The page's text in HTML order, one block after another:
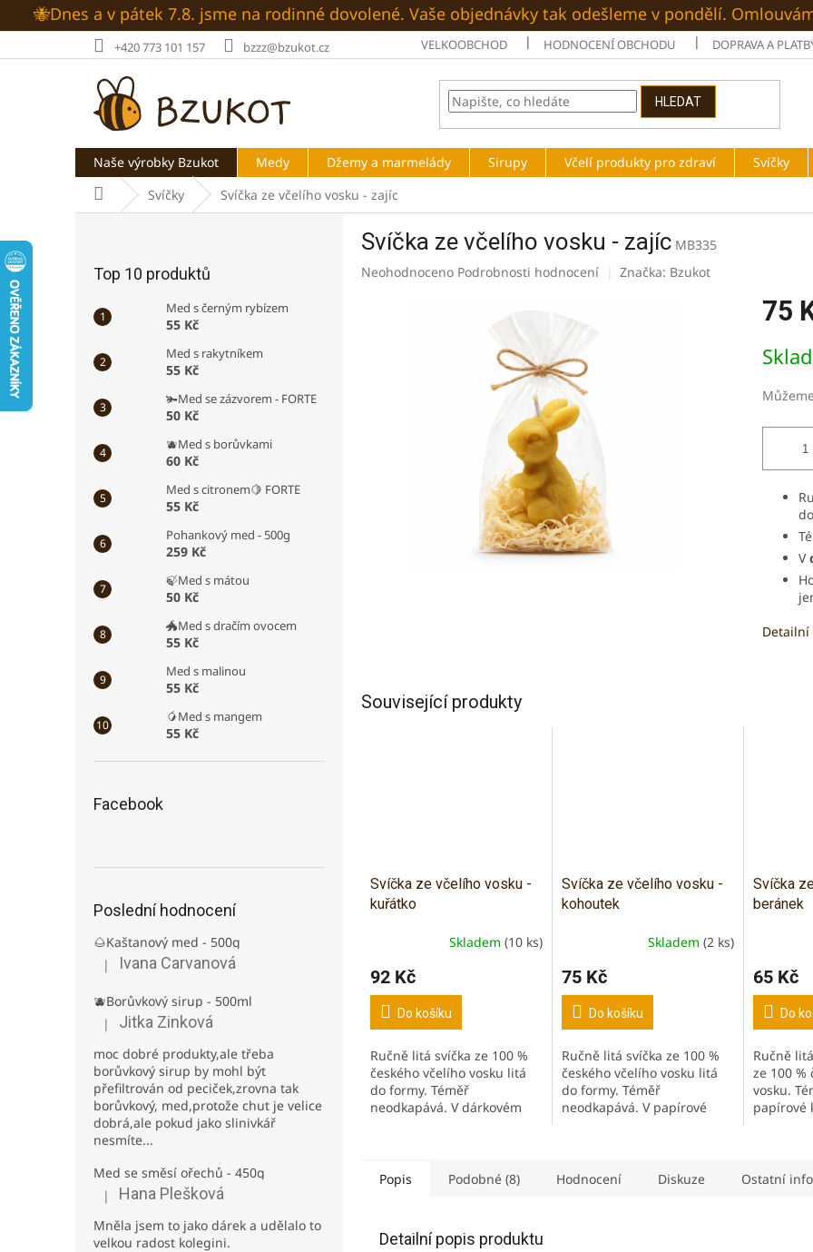
🐝Dnes a v pátek 7.8. jsme na rodinné dovolené. Vaše objednávky tak odešleme v pondělí.
+420 773 101 157 bzzz@bzukot.cz VELKOOBCHOD HODNOCENÍ OBCHODU DOPRAVA A
HLEDAT
Naše výrobky Bzukot Medy Džemy a marmelády Sirupy Včelí produkty pro zdraví Svíčky
Domů Svíčky Svíčka ze včelího vosku - zajíc
Top 10 produktů
Med s černým rybízem
55 Kč
Med s rakytníkem
55 Kč
🫚Med se zázvorem - FORTE
50 Kč
🫐Med s borůvkami
60 Kč
Med s citronem🍋 FORTE
55 Kč
Pohankový med - 500g
259 Kč
🍃Med s mátou
50 Kč
🐲Med s dračím ovocem
55 Kč
Med s malinou
55 Kč
🥭Med s mangem
55 Kč
Facebook
Poslední hodnocení
🌰Kaštanový med - 500g
Hodnocení produktu je 5 z 5 hvězdiček.
| Ivana Carvanová
🫐Borůvkový sirup - 500ml
Hodnocení produktu je 3 z 5 hvězdiček.
| Jitka Zinková
moc dobré produkty,ale třeba
borůvkový sirup by mohl být
přefiltrován od peciček,zrovna tak
borůvkový, med,protože chut je velice
dobrá,ale pokud jako slinivkář
nesmíte...
Med se směsí ořechů - 450g
Hodnocení produktu je 5 z 5 hvězdiček.
| Hana Plešková
Mněla jsem to jako dárek a udělalo to
velkou radost kolegini.
Svíčka ze včelího vosku - zajíc MB335
Průměrné
Neohodnoceno Podrobnosti hodnocení Značka: Bzukot
75
cena:
V
Související produkty
Svíčka ze včelího vosku -
kuřátko
Skladem (10 ks)
92 Kč
Do košíku
Ručně litá svíčka ze 100 %
českého včelího vosku litá
do formy. Téměř
neodkapává. V dárkovém
Svíčka ze včelího vosku -
kohoutek
Skladem (2 ks)
75 Kč
Do košíku
Ručně litá svíčka ze 100 %
českého včelího vosku litá
do formy. Téměř
neodkapává. V papírové
Svíčka
beránek
65 Kč
Do
Ručně
ze 100 %
vosku.
papírové
Popis Podobné (8) Hodnocení Diskuze Ostatní
Detailní popis produktu